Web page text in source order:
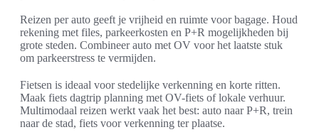
Reizen per auto geeft je vrijheid en ruimte voor bagage. Houd
rekening met files, parkeerkosten en P+R mogelijkheden bij
grote steden. Combineer auto met OV voor het laatste stuk
om parkeerstress te vermijden.
Fietsen is ideaal voor stedelijke verkenning en korte ritten.
Maak fiets dagtrip planning met OV-fiets of lokale verhuur.
Multimodaal reizen werkt vaak het best: auto naar P+R, trein
naar de stad, fiets voor verkenning ter plaatse.